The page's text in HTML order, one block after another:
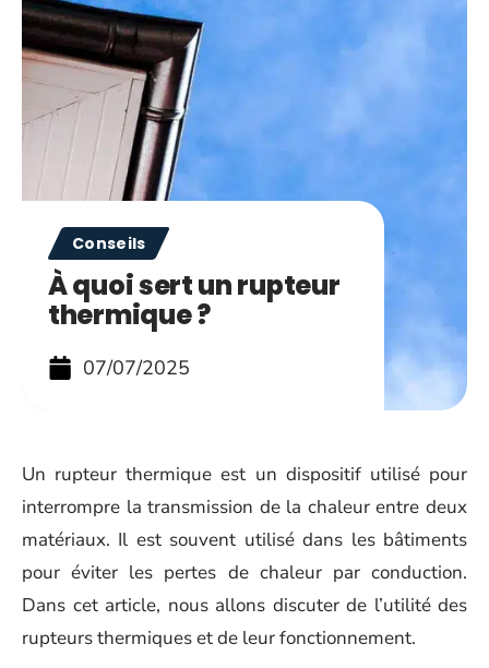
Conseils
À quoi sert un rupteur
thermique ?
07/07/2025
Un rupteur thermique est un dispositif utilisé pour
interrompre la transmission de la chaleur entre deux
matériaux. Il est souvent utilisé dans les bâtiments
pour éviter les pertes de chaleur par conduction.
Dans cet article, nous allons discuter de l’utilité des
rupteurs thermiques et de leur fonctionnement.